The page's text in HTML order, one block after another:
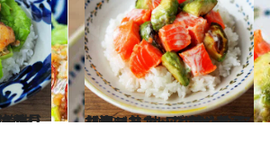
2023.4.8
【サーモン×アボカド】アレンジ丼 サッと焼くとまた違ったおいしさ！ 柚子胡椒マヨネーズでどうぞ
グルメ